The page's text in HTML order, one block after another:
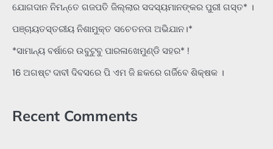
ଯୋଗଦାନ ନିମନ୍ତେ ଗଜପତି ଜିଲ୍ଲାର ସଦସ୍ୟମାନଙ୍କର ପୁରୀ ଗସ୍ତ* ।
ପଞ୍ଚାୟତସ୍ତରୀୟ ନିଶାମୁକ୍ତ ସଚେତନତା ଅଭିଯାନ।*
*ସାମାନ୍ୟ ବର୍ଷାରେ ଉବୁଟୁବୁ ପାରଳାଖେମୁଣ୍ଡି ସହର* !
16 ଅଗଷ୍ଟ ଦାବୀ ଦିବସରେ ପି ଏମ ଜି ଛକରେ ଗର୍ଜିବେ ଶିକ୍ଷକ ।
Recent Comments